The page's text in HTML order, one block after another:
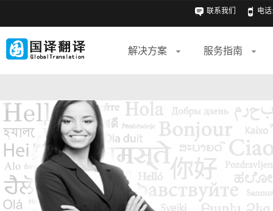
联系我们 电话
解决方案 服务指南